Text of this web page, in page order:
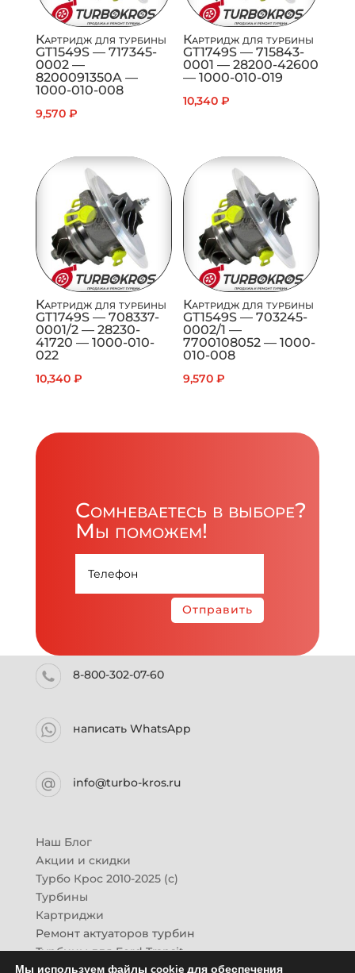
Картридж для турбины
GT1549S — 717345-
0002 —
8200091350A —
1000-010-008
9,570 ₽
Картридж для турбины
GT1749S — 715843-
0001 — 28200-42600
— 1000-010-019
10,340₽
Картридж для турбины
GT1749S — 708337-
0001/2 — 28230-
41720 — 1000-010-
022
10,340 ₽
Картридж для турбины
GT1549S — 703245-
0002/1 —
7700108052 — 1000-
010-008
9,570₽
Сомневаетесь в выборе?
Мы поможем!
Отправить
8-800-302-07-60
написать WhatsApp
info@turbo-kros.ru
Наш Блог
Акции и скидки
Турбо Крос 2010-2025 (с)
Турбины
Картриджи
Ремонт актуаторов турбин
Турбины для Ford Transit
Турбины для Mazda CX-7
Мы используем файлы cookie для обеспечения